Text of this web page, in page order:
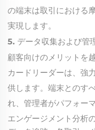
の端末は取引における
実現します。
5. データ収集および管
顧客向けのメリットを
カードリーダーは、強
供します。端末とのす
れ、管理者がパフォー
エンゲージメント分析